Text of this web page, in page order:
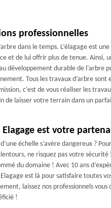
professionnelles
dans le temps. L’élagage est une
et de lui offrir plus de tenue. Ainsi,
développement durable de l’arbre
Tous les travaux d’arbre sont
c’est de vous réaliser les
de laisser votre terrain dans un
Elagage est votre
échelle s’avère dangereux ?
ne risquez pas votre sécurité
du domaine ! Avec 10 ans
est là pour satisfaire toutes
laissez nos professionnels vous
!